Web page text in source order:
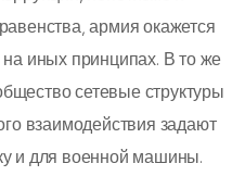
армия окажется
иных принципах. В то же
сетевые структуры
взаимодействия задают
и для военной машины.